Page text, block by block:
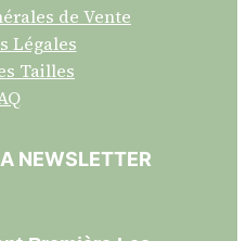
de Vente
Légales
Tailles
NEWSLETTER